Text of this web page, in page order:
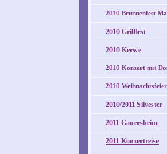
2010 Brunnenfest
2010 Grillfest
2010 Kerwe
2010 Konzert mit
2010 Weihnachtsfeier
2010/2011 Silvester
2011 Gauersheim
2011 Konzertreise